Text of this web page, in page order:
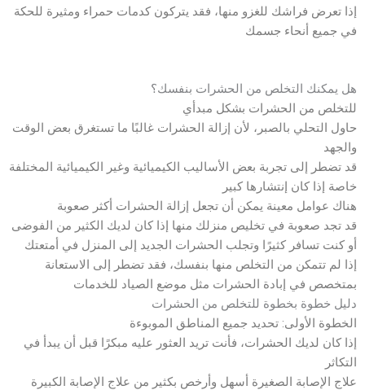
إذا تعرض فراشك للغزو منها، فقد يتركون كدمات حمراء ومثيرة للحكة
في جميع أنحاء جسمك
هل يمكنك التخلص من الحشرات بنفسك؟
للتخلص من الحشرات بشكل مبدأي
حاول التحلي بالصبر، لأن إزالة الحشرات غالبًا ما تستغرق بعض الوقت
والجهد
قد تضطر إلى تجربة بعض الأساليب الكيميائية وغير الكيميائية المختلفة
خاصة إذا كان إنتشارها كبير
هناك عوامل معينة يمكن أن تجعل إزالة الحشرات أكثر صعوبة
قد تجد صعوبة في تخليص منزلك منها إذا كان لديك الكثير من الفوضى
أو كنت تسافر كثيرًا وتجلب الحشرات الجديد إلى المنزل في أمتعتك
إذا لم تتمكن من التخلص منها بنفسك، فقد تضطر إلى الاستعانة
بمتخصص في إبادة الحشرات مثل موضع الصياد للخدمات
دليل خطوة بخطوة للتخلص من الحشرات
الخطوة الأولى: تحديد جميع المناطق الموبوءة
إذا كان لديك الحشرات، فأنت تريد العثور عليه مبكرًا قبل أن يبدأ في
التكاثر
علاج الإصابة الصغيرة أسهل وأرخص بكثير من علاج الإصابة الكبيرة